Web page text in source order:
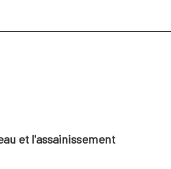
et l'assainissement